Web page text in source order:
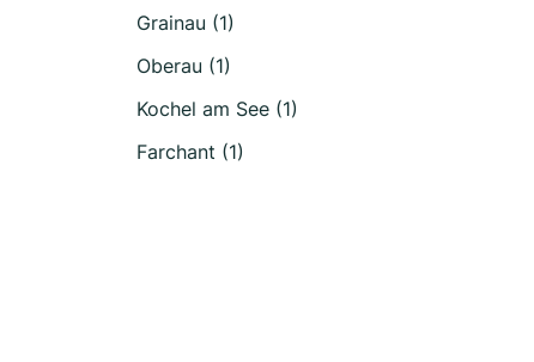
Grainau (1)
Oberau (1)
Kochel am See (1)
Farchant (1)